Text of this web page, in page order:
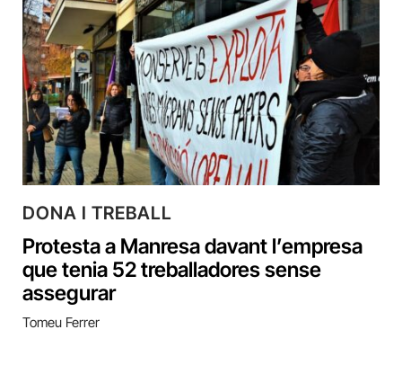
DONA I TREBALL
Protesta a Manresa davant l’empresa
que tenia 52 treballadores sense
assegurar
Tomeu Ferrer